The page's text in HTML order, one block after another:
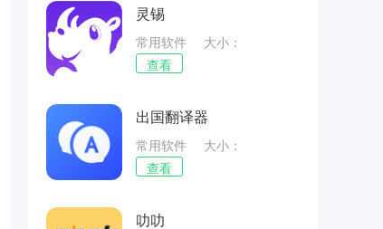
灵锡
常用软件
大小：
39.27MB
查看
出国翻译器
常用软件
大小：
48.61MB
查看
叻叻